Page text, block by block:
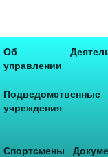
Об
управлении
Подведомственные
учреждения
Спортсмены